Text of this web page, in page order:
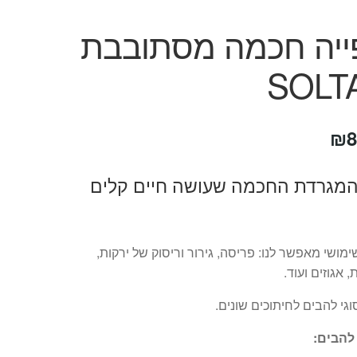
חכמה מסתובבת
₪
הוא: החכמה שעושה חיים קלים
מאפשר לנו: פריסה, גירור וריסוק של ירקות,
אגוזים ועוד.
להבים לחיתוכים שונים.